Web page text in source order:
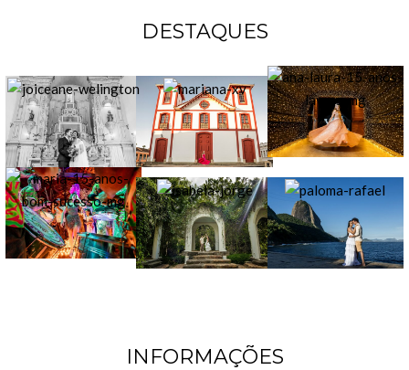
DESTAQUES
INFORMAÇÕES